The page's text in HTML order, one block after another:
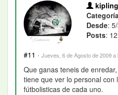
Desde:
Posts:
#11 · Jueves, 6 de Agosto de 2009 a
Que ganas teneis de
tiene que ver lo personal con
fútbolisticas de cada uno.